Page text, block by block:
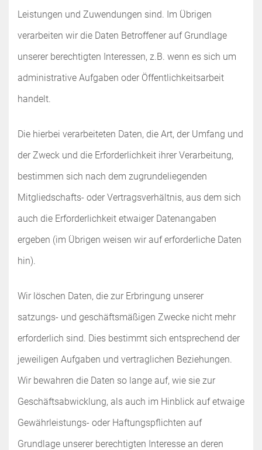
Leistungen und Zuwendungen sind. Im Übrigen
verarbeiten wir die Daten Betroffener auf Grundlage
unserer berechtigten Interessen, z.B. wenn es sich um
administrative Aufgaben oder Öffentlichkeitsarbeit
handelt.
Die hierbei verarbeiteten Daten, die Art, der Umfang und
der Zweck und die Erforderlichkeit ihrer Verarbeitung,
bestimmen sich nach dem zugrundeliegenden
Mitgliedschafts- oder Vertragsverhältnis, aus dem sich
auch die Erforderlichkeit etwaiger Datenangaben
ergeben (im Übrigen weisen wir auf erforderliche Daten
hin).
Wir löschen Daten, die zur Erbringung unserer
satzungs- und geschäftsmäßigen Zwecke nicht mehr
erforderlich sind. Dies bestimmt sich entsprechend der
jeweiligen Aufgaben und vertraglichen Beziehungen.
Wir bewahren die Daten so lange auf, wie sie zur
Geschäftsabwicklung, als auch im Hinblick auf etwaige
Gewährleistungs- oder Haftungspflichten auf
Grundlage unserer berechtigten Interesse an deren